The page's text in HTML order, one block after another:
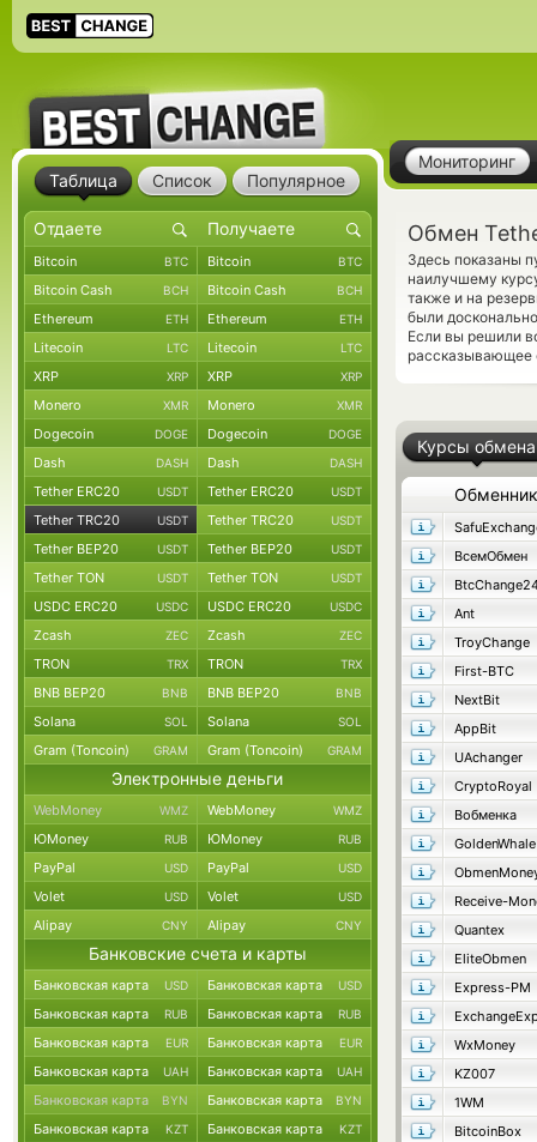
Мониторинг
Обмен
Здесь показаны
наилучшему
также и на
были
Если вы решили
рассказывающее
Курсы обмена
Обменник
ВсемОбмен
Ant
TroyChange
First-BTC
NextBit
AppBit
UAchanger
CryptoRoyal
Вобменка
GoldenWhale
Receive-
Quantex
EliteObmen
Express-PM
WxMoney
KZ007
1WM
BitcoinBox
Таблица Список Популярное
Bitcoin BTC Bitcoin BTC
Bitcoin Cash BCH Bitcoin Cash BCH
Ethereum ETH Ethereum ETH
Litecoin LTC Litecoin LTC
XRP XRP XRP XRP
Monero XMR Monero XMR
Dogecoin DOGE Dogecoin DOGE
Dash DASH Dash DASH
Tether ERC20 USDT Tether ERC20 USDT
Tether TRC20 USDT Tether TRC20 USDT
Tether BEP20 USDT Tether BEP20 USDT
Tether TON USDT Tether TON USDT
USDC ERC20 USDC USDC ERC20 USDC
Zcash ZEC Zcash ZEC
TRON TRX TRON TRX
BNB BEP20 BNB BNB BEP20 BNB
Solana SOL Solana SOL
Gram (Toncoin) GRAM Gram (Toncoin) GRAM
Электронные деньги
WebMoney WMZ WebMoney WMZ
ЮMoney RUB ЮMoney RUB
PayPal USD PayPal USD
Volet USD Volet USD
Alipay CNY Alipay CNY
Банковские счета и карты
Банковская карта USD Банковская карта USD
Банковская карта RUB Банковская карта RUB
Банковская карта EUR Банковская карта EUR
Банковская карта UAH Банковская карта UAH
Банковская карта BYN Банковская карта BYN
Банковская карта KZT Банковская карта KZT